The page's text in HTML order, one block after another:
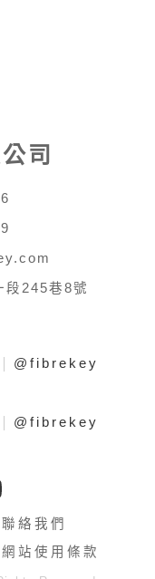
司
段245巷8號
@fibrekey
@fibrekey
聯絡我們
網站使用條款